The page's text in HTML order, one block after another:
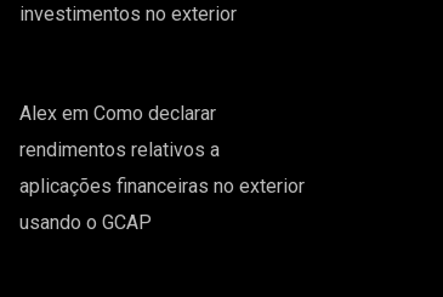
investimentos no exterior
Alex emComo declarar
rendimentos relativos a
aplicações financeiras no exterior
usando o GCAP